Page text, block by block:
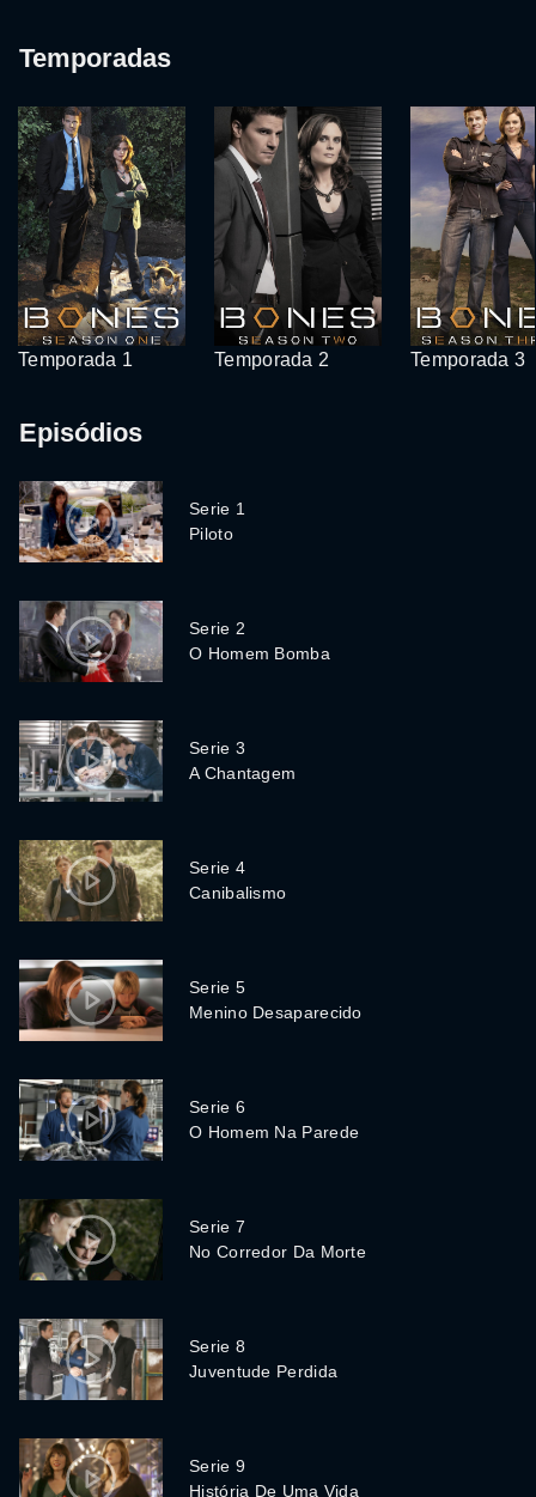
Temporadas
Temporada 1 Temporada 2 Temporada 3
Episódios
Serie 1
Piloto
Serie 2
O Homem Bomba
Serie 3
A Chantagem
Serie 4
Canibalismo
Serie 5
Menino Desaparecido
Serie 6
O Homem Na Parede
Serie 7
No Corredor Da Morte
Serie 8
Juventude Perdida
Serie 9
História De Uma Vida